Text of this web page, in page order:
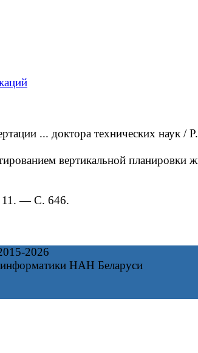
... доктора технических
вертикальной планировки
11. — С. 646.
2026
информатики НАН Беларуси